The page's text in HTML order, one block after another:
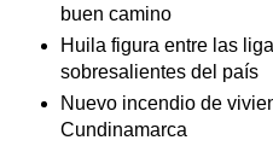
buen camino
Huila figura entre las
sobresalientes del país
Nuevo incendio de
Cundinamarca